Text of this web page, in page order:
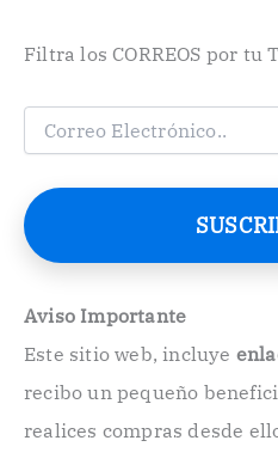
Filtra los CORREOS por tu
C
e
o
e
t
ó
n
Aviso Importante
Este sitio web, incluye
recibo un pequeño
realices compras desde